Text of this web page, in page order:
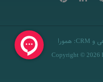
و CRM
: همورا
Copyright © 2026